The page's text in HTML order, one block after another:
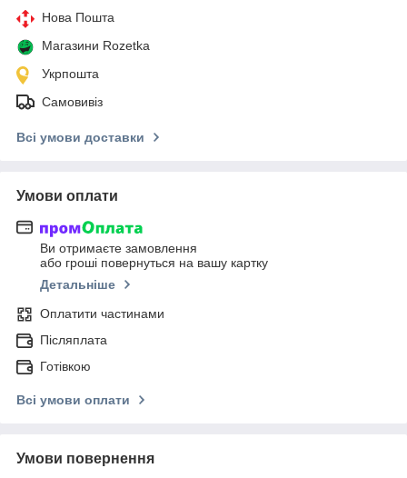
Нова Пошта
Магазини Rozetka
Укрпошта
Самовивіз
Всі умови доставки
Умови оплати
Ви отримаєте замовлення
або гроші повернуться на вашу картку
Детальніше
Оплатити частинами
Післяплата
Готівкою
Всі умови оплати
Умови повернення